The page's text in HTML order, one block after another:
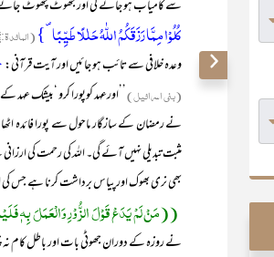
سے کامیاب ہو جائے گی اور جھوٹ چھوٹ جائے
کُلُوۡا مِمَّا رَزَقَکُمُ اللّٰہُ حَلٰلًا طَیِّبًا ۪}(المائدۃ:۸۸)
وعدہ خلافی سے تائب ہو جائیں اور آیت قرآنی:
(بنی اسرائیل)’’اورعہد کوپورا کرو ‘بیشک عہد
نے رمضان کے سازگار ماحول سے پورا فائدہ
مثبت تبدیلی نہیں آئے گی۔ اللہ کی رحمت کی
بھی نری بھوک اور پیاس برداشت کرنا ہے جس کی
((مَنْ لَمْ یَدَعْ قَوْلَ الزُّوْرِ وَالْعَمَلَ بِہٖ
نے روزہ کے دوران جھوٹی بات اور باطل کام نہ